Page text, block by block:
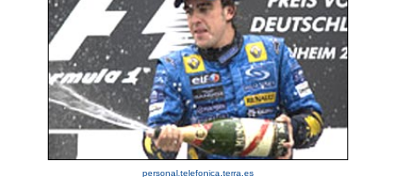
personal.telefonica.terra.es